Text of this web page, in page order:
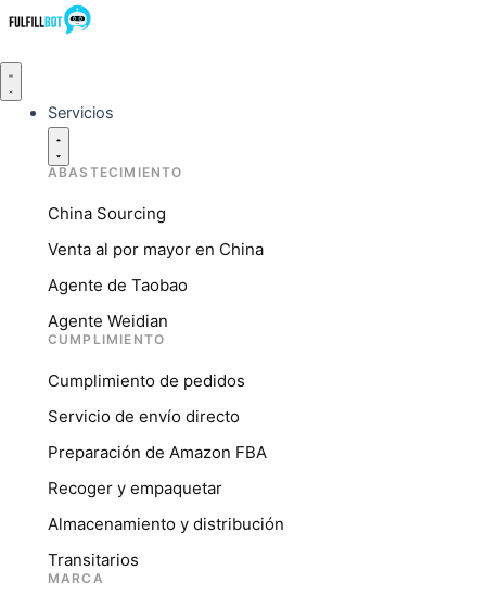
Servicios
ABASTECIMIENTO
China Sourcing
Venta al por mayor en China
Agente de Taobao
Agente Weidian
CUMPLIMIENTO
Cumplimiento de pedidos
Servicio de envío directo
Preparación de Amazon FBA
Recoger y empaquetar
Almacenamiento y distribución
Transitarios
MARCA